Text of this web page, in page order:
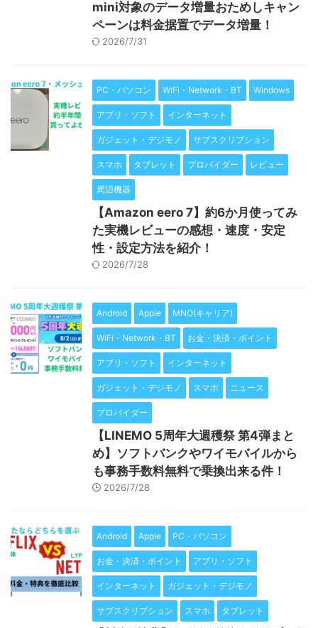
mini対象のデータ増量おためしキャン
ペーンは料金据置でデータ増量！
2026/7/31
PC・パソコン WiFi・Network・BT Windows
アプリ・ソフト インターネット
ガジェット・デジモノ サブスクリプション
スマホ タブレット プロバイダー レビュー
周辺機器
【Amazon eero 7】約6か月使ってみ
た実機レビューの感想・速度・安定
性・設定方法を紹介！
2026/7/28
Android Apple MNO(キャリア)
WiFi・Network・BT お金・決済・ポイント
アプリ・ソフト インターネット
ガジェット・デジモノ スマホ ニュース
プロバイダー
【LINEMO 5周年大週穫祭 第4弾まと
め】ソフトバンクやワイモバイルから
も事務手数料無料で乗換出来る件！
2026/7/28
Android Apple PC・パソコン
お金・決済・ポイント アプリ・ソフト
インターネット ガジェット・デジモノ
サブスクリプション スマホ タブレット